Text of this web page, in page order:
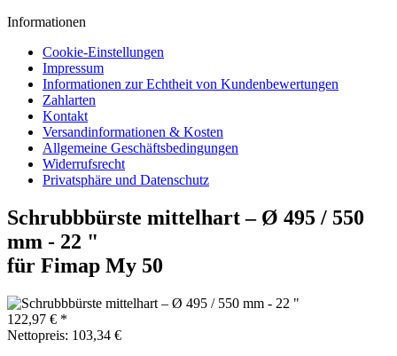
Informationen
Cookie-Einstellungen
Impressum
Informationen zur Echtheit von Kundenbewertungen
Zahlarten
Kontakt
Versandinformationen & Kosten
Allgemeine Geschäftsbedingungen
Widerrufsrecht
Privatsphäre und Datenschutz
Schrubbbürste mittelhart – Ø 495 / 550
mm - 22 "
für Fimap My 50
122,97 € *
Nettopreis: 103,34 €